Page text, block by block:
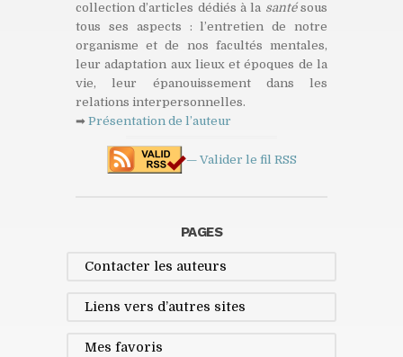
collection d’articles dédiés à la santésous
tous ses aspects : l’entretien de notre
organisme et de nos facultés mentales,
leur adaptation aux lieux et époques de la
vie, leur épanouissement dans les
relations interpersonnelles.
➡ Présentation de l’auteur
— Valider le fil RSS
PAGES
Contacter les auteurs
Liens vers d’autres sites
Mes favoris